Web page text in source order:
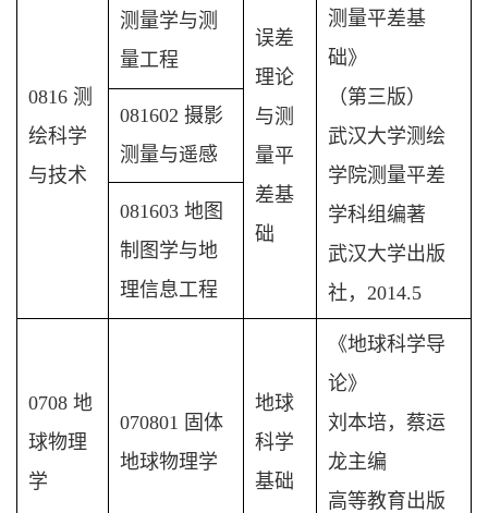
0816 测
绘科学
与技术
测量学与测
量工程
误差
理论
与测
量平
差基
础
测量平差基
础》
（第三版）
武汉大学测绘
学院测量平差
学科组编著
武汉大学出版
社，2014.5
081602 摄影
测量与遥感
081603 地图
制图学与地
理信息工程
0708 地
球物理
学
070801 固体
地球物理学
地球
科学
基础
《地球科学导
论》
刘本培，蔡运
龙主编
高等教育出版